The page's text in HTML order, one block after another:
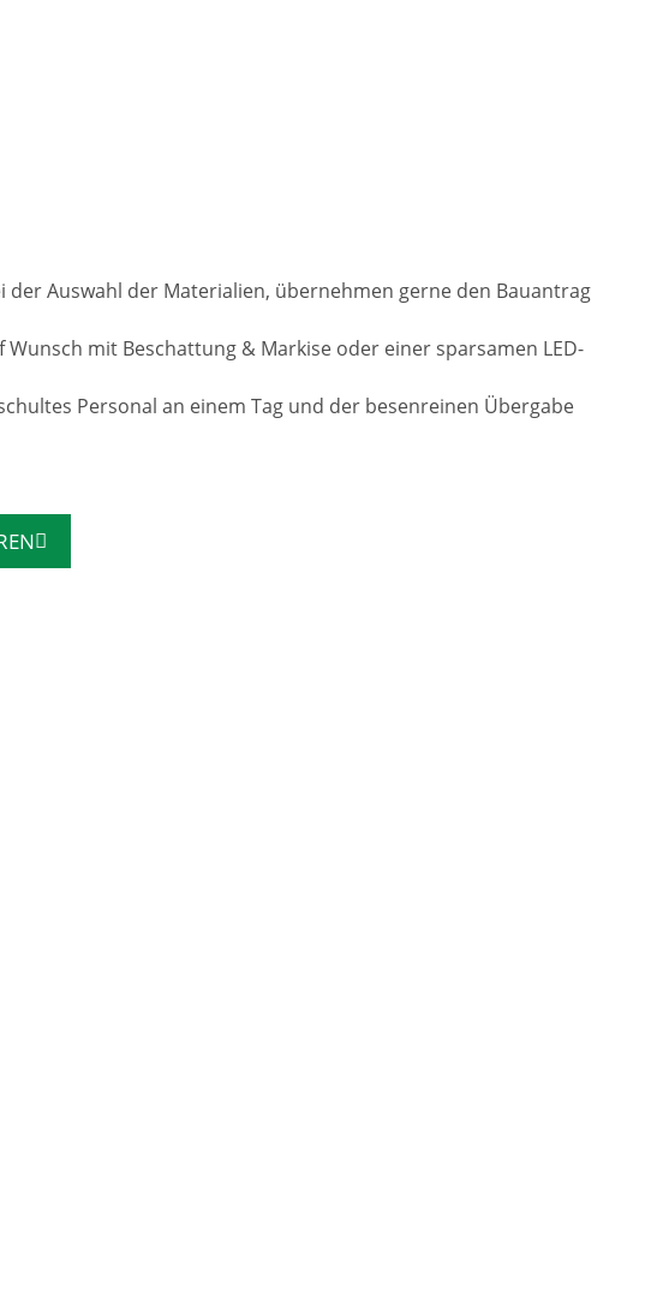
Auswahl der Materialien, übernehmen gerne den Bauantrag
mit Beschattung & Markise oder einer sparsamen LED-
Personal an einem Tag und der besenreinen Übergabe